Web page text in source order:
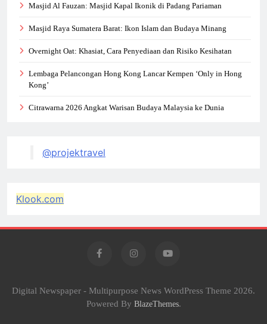
Masjid Al Fauzan: Masjid Kapal Ikonik di Padang Pariaman
Masjid Raya Sumatera Barat: Ikon Islam dan Budaya Minang
Overnight Oat: Khasiat, Cara Penyediaan dan Risiko Kesihatan
Lembaga Pelancongan Hong Kong Lancar Kempen ‘Only in Hong
Kong’
Citrawarna 2026 Angkat Warisan Budaya Malaysia ke Dunia
@projektravel
Klook.com
Digital Newspaper - Multipurpose News WordPress Theme 2026.
Powered By BlazeThemes.